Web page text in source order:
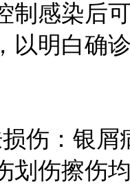
制感染后
以明白确
：银屑
划伤擦伤